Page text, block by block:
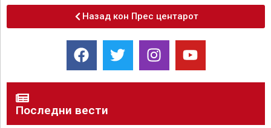
Назад кон Прес центарот
Последни вести